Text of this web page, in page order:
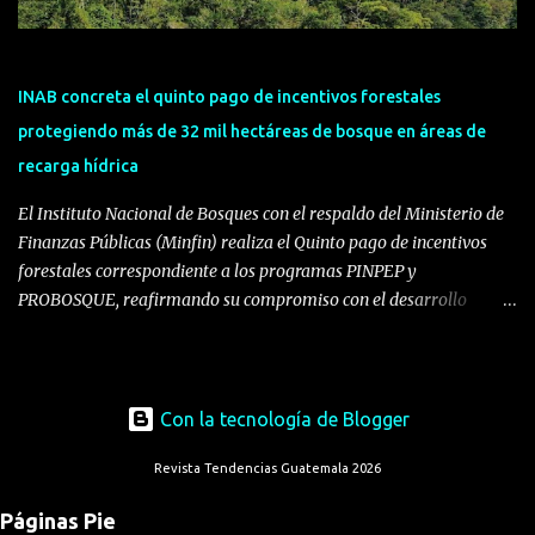
de alimentos y el servicio a clientes en gran parte del occidente del
país, una zona estratégica donde continúa fortaleciendo su
inauguración de este Centro de Distribución también refuerza una
visión integral de la cadena de valor de Pep...
INAB concreta el quinto pago de incentivos forestales
protegiendo más de 32 mil hectáreas de bosque en áreas de
recarga hídrica
El Instituto Nacional de Bosques con el respaldo del Ministerio de
Finanzas Públicas (Minfin) realiza el Quinto pago de incentivos
forestales correspondiente a los programas PINPEP y
PROBOSQUE, reafirmando su compromiso con el desarrollo
responsable de los bosques. PINPEP, creado mediante el Decreto
buscan además de conservar los ecosistemas forestales; generar
fortalecer la resiliencia de las comunidades rurales frente al
Con la tecnología de Blogger
Revista Tendencias Guatemala 2026
Páginas Pie